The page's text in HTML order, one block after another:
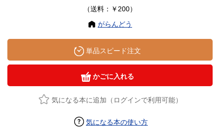
（送料：￥200）
がらんどう
単品スピード注文
かごに入れる
気になる本に追加（ログインで利用可能）
気になる本の使い方